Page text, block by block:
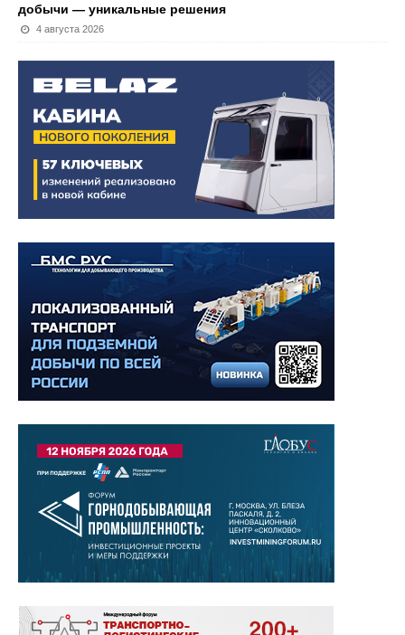
добычи — уникальные решения
4 августа 2026